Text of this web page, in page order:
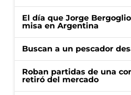
El día que Jorge
misa en Argentina
Buscan a un pescador
Roban partidas de una
retiró del mercado